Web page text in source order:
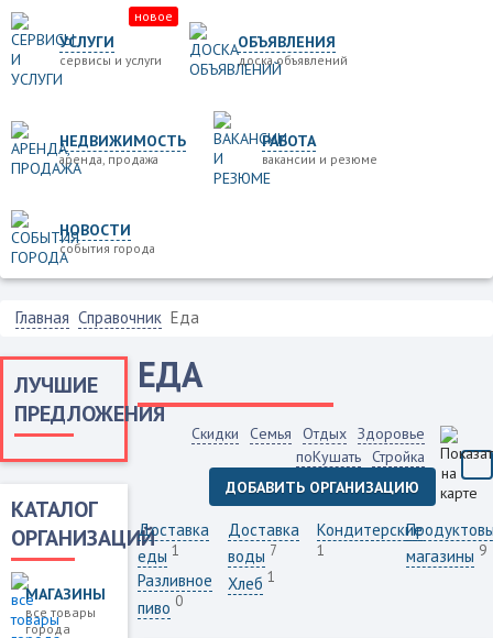
УСЛУГИ
сервисы и услуги
новое
ОБЪЯВЛЕНИЯ
доска объявлений
НЕДВИЖИМОСТЬ
аренда, продажа
РАБОТА
вакансии и резюме
НОВОСТИ
события города
Главная Справочник Еда
ЛУЧШИЕ
ПРЕДЛОЖЕНИЯ
КАТАЛОГ
ОРГАНИЗАЦИЙ
МАГАЗИНЫ
все товары
города
ЕДА
Скидки Семья Отдых Здоровье
поКушать Стройка
ДОБАВИТЬ ОРГАНИЗАЦИЮ
Доставка
еды 1
Доставка
воды 7
Кондитерские
1
магазины 9
Разливное
пиво 0
Хлеб 1